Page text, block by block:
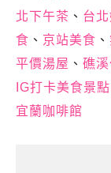
北下午茶 、 台
食 、 京站美食 、
平價湯屋 、 礁
IG打卡美食景點
宜蘭咖啡館